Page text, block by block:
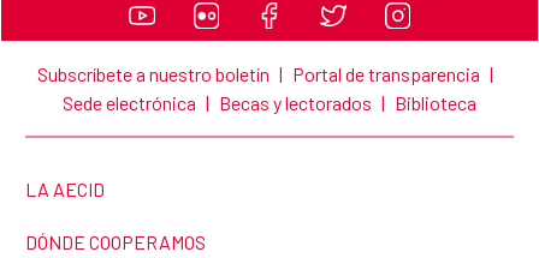
Subscríbete a nuestro boletín | Portal de transparencia |
Sede electrónica | Becas y lectorados | Biblioteca
LINK TO THE WEBSITE:
LA AECID
LINK TO THE WEBSITE:
DÓNDE COOPERAMOS